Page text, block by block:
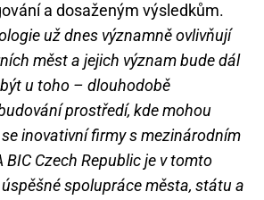
a dosaženým výsledkům.
už dnes významně ovlivňují
měst a jejich význam bude dál
u toho – dlouhodobě
prostředí, kde mohou
inovativní firmy s mezinárodním
BIC Czech Republic je v tomto
spolupráce města, státu a